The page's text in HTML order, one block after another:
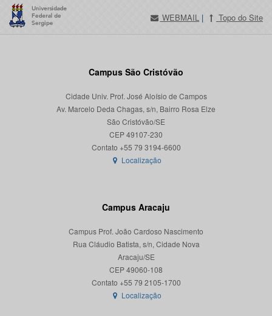
WEBMAIL | Topo do Site
Campus São Cristóvão
Cidade Univ. Prof. José Aloísio de Campos
Av. Marcelo Deda Chagas, s/n, Bairro Rosa Elze
São Cristóvão/SE
CEP 49107-230
Localização
Campus Aracaju
Campus Prof. João Cardoso Nascimento
Rua Cláudio Batista, s/n, Cidade Nova
Aracaju/SE
CEP 49060-108
Localização